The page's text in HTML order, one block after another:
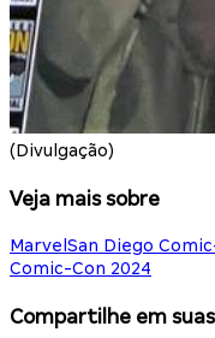
(Divulgação)
Veja mais sobre
Marvel San Diego
Comic-Con 2024
Compartilhe em